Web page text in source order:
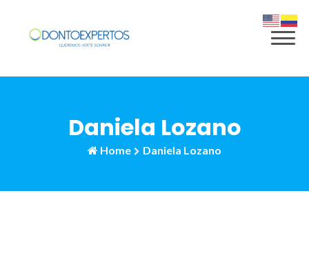
Daniela Lozano
Home Daniela Lozano